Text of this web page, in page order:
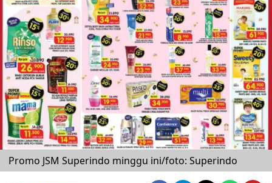
Promo JSM Superindo minggu ini/foto: Superindo